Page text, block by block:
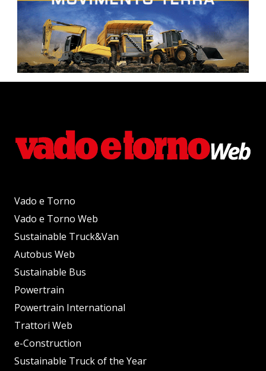
Vado e Torno
Vado e Torno Web
Sustainable Truck&Van
Autobus Web
Sustainable Bus
Powertrain
Powertrain International
Trattori Web
e-Construction
Sustainable Truck of the Year